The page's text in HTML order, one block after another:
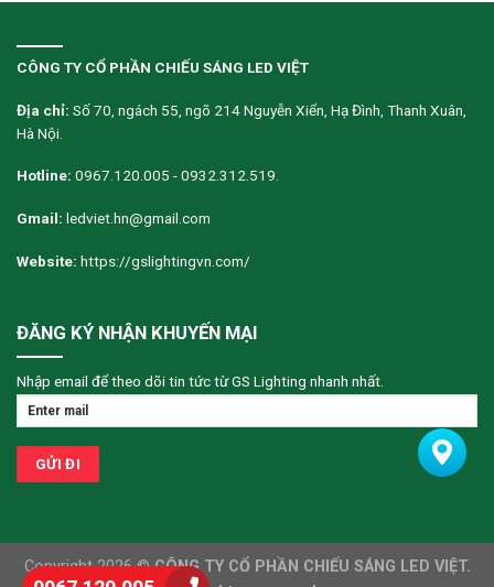
CÔNG TY CỔ PHẦN CHIẾU SÁNG LED VIỆT
Địa chỉ: Số 70, ngách 55, ngõ 214 Nguyễn Xiển, Hạ Đình, Thanh Xuân,
Hà Nội.
Hotline: 0967.120.005 - 0932.312.519.
Gmail: ledviet.hn@gmail.com
Website: https://gslightingvn.com/
ĐĂNG KÝ NHẬN KHUYẾN MẠI
Nhập email để theo dõi tin tức từ GS Lighting nhanh nhất.
Copyright 2026 ©CÔNG TY CỔ PHẦN CHIẾU SÁNG LED VIỆT.